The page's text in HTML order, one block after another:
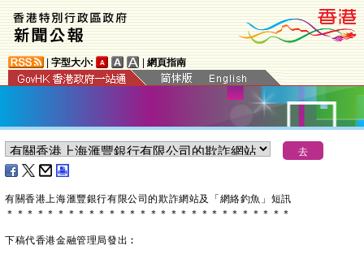
字型大小: 網頁指南
有關香港上海滙豐銀行有限公司的欺詐網站及「網絡釣魚」短訊
＊ ＊ ＊ ＊ ＊ ＊ ＊ ＊ ＊ ＊ ＊ ＊ ＊ ＊ ＊ ＊ ＊ ＊ ＊ ＊ ＊ ＊ ＊ ＊ ＊ ＊ ＊ ＊
下稿代香港金融管理局發出︰